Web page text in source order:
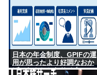
日本の年金制度、GPIFの運
用が思ったより好調なおか
げでなんとかなりそう